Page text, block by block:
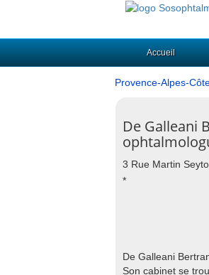
Accueil
Provence-Alpes-
De Galleani
3 Rue Martin
*
De Galleani
Son cabinet se